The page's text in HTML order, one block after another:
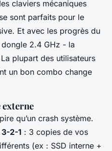
claviers mécaniques
sont parfaits pour le
Et avec les progrès du
2.4 GHz - la
plupart des utilisateurs
un bon combo change
externe
qu’un crash système.
3-2-1 : 3 copies de vos
(ex : SSD interne +